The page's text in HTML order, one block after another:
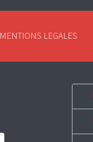
MENTIONS LEGALES